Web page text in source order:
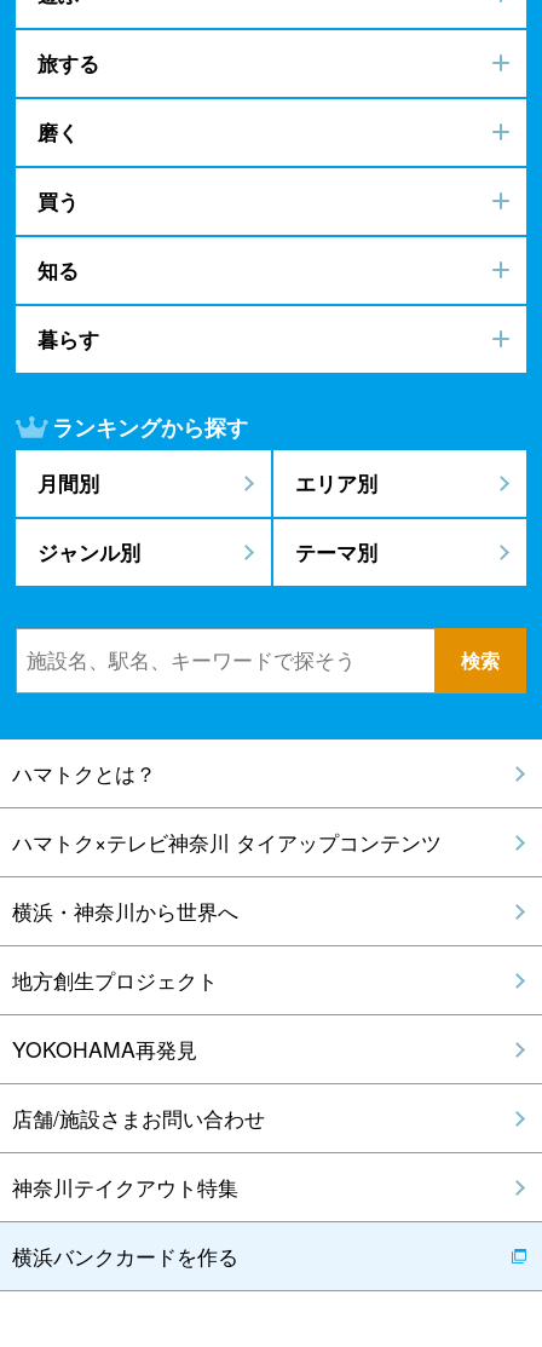
旅する
磨く
買う
知る
暮らす
ランキングから探す
月間別 エリア別
ジャンル別 テーマ別
ハマトクとは？
ハマトク×テレビ神奈川 タイアップコンテンツ
横浜・神奈川から世界へ
地方創生プロジェクト
YOKOHAMA再発見
店舗/施設さまお問い合わせ
神奈川テイクアウト特集
横浜バンクカードを作る